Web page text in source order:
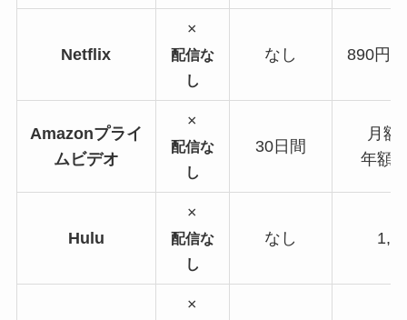
Netflix
×
配信な
し
なし 890円
Amazonプライ
ムビデオ
×
配信な
し
30日間
月額
年額
Hulu
×
配信な
し
なし
×